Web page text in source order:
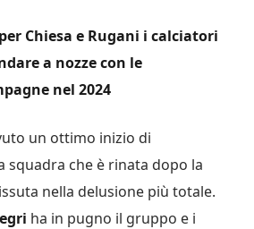
Chiesa e Rugani i calciatori
a nozze con le
nel 2024
un ottimo inizio di
squadra che è rinata dopo la
nella delusione più totale.
ha in pugno il gruppo e i